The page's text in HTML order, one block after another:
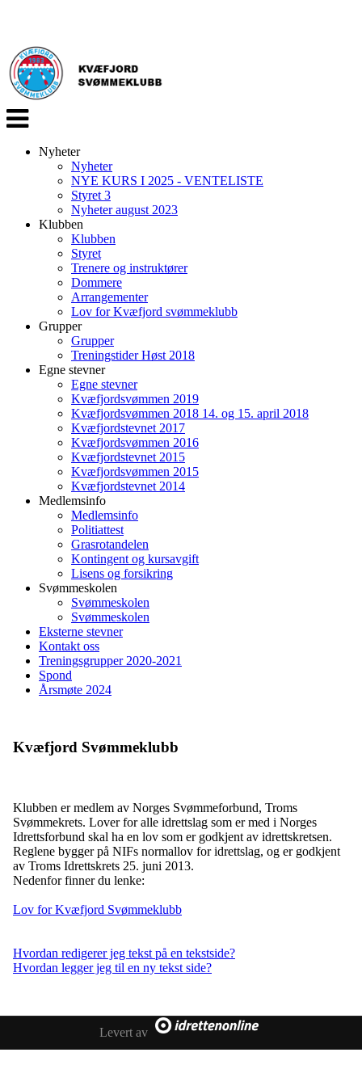
Veksle
navigasjon
Nyheter
Nyheter
NYE KURS I 2025 - VENTELISTE
Styret 3
Nyheter august 2023
Klubben
Klubben
Styret
Trenere og instruktører
Dommere
Arrangementer
Lov for Kvæfjord svømmeklubb
Grupper
Grupper
Treningstider Høst 2018
Egne stevner
Egne stevner
Kvæfjordsvømmen 2019
Kvæfjordsvømmen 2018 14. og 15. april 2018
Kvæfjordstevnet 2017
Kvæfjordsvømmen 2016
Kvæfjordstevnet 2015
Kvæfjordsvømmen 2015
Kvæfjordstevnet 2014
Medlemsinfo
Medlemsinfo
Politiattest
Grasrotandelen
Kontingent og kursavgift
Lisens og forsikring
Svømmeskolen
Svømmeskolen
Svømmeskolen
Eksterne stevner
Kontakt oss
Treningsgrupper 2020-2021
Spond
Årsmøte 2024
Kvæfjord Svømmeklubb
Klubben er medlem av Norges Svømmeforbund, Troms
Svømmekrets. Lover for alle idrettslag som er med i Norges
Idrettsforbund skal ha en lov som er godkjent av idrettskretsen.
Reglene bygger på NIFs normallov for idrettslag, og er godkjent
av Troms Idrettskrets 25. juni 2013.
Nedenfor finner du lenke:
Lov for Kvæfjord Svømmeklubb
Hvordan redigerer jeg tekst på en tekstside?
Hvordan legger jeg til en ny tekst side?
Levert av